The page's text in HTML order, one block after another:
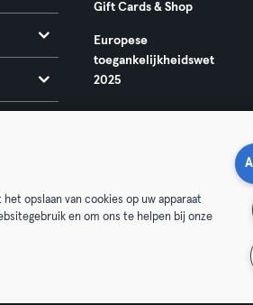
Gift Cards & Shop
Europese
toegankelijkheidswet
2025
Privacy Bedrijfsgegevens
opslaan van cookies op uw apparaat
en om ons te helpen bij onze